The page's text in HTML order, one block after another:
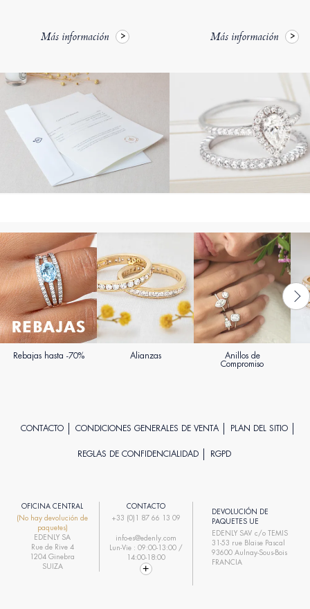
Más información Más información
Rebajas hasta -70% Alianzas Anillos de
Compromiso
CONTACTO CONDICIONES GENERALES DE VENTA PLAN DEL SITIO
REGLAS DE CONFIDENCIALIDAD RGPD
OFICINA CENTRAL
(No hay devolución de
paquetes)
EDENLY SA
Rue de Rive 4
1204 Ginebra
SUIZA
CONTACTO
+33 (0)1 87 66 13 09
info-es@edenly.com
Lun-Vie : 09:00-13:00 /
14:00-18:00
DEVOLUCIÓN DE
PAQUETES UE
EDENLY SAV c/o TEMIS
31-53 rue Blaise Pascal
93600 Aulnay-Sous-Bois
FRANCIA